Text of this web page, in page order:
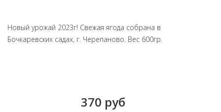
Новый урожай 2023г! Свежая ягода собрана в
Бочкаревских садах, г. Черепаново. Вес 600гр.
370 руб